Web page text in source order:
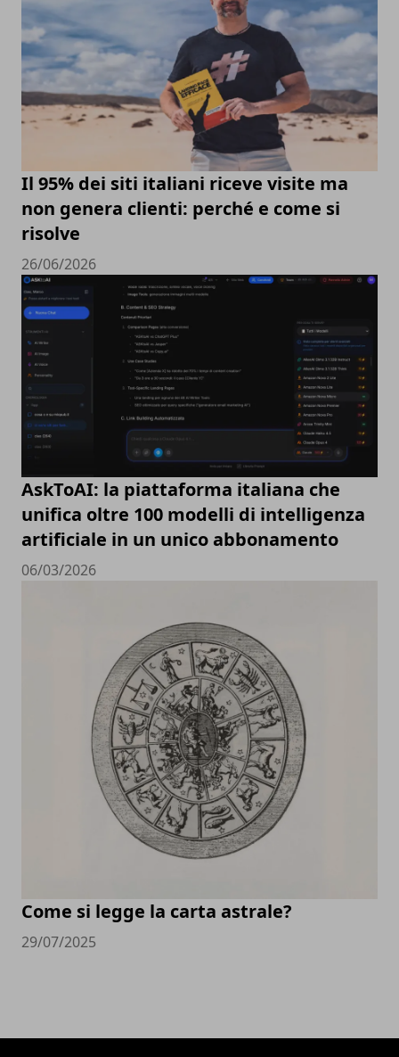
Il 95% dei siti italiani riceve visite ma
non genera clienti: perché e come si
risolve
26/06/2026
AskToAI: la piattaforma italiana che
unifica oltre 100 modelli di intelligenza
artificiale in un unico abbonamento
06/03/2026
Come si legge la carta astrale?
29/07/2025